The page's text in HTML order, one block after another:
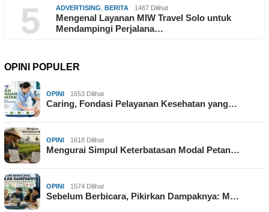
5 ADVERTISING BERITA 1467 Dilihat
Mengenal Layanan MIW Travel Solo untuk
Mendampingi Perjalana…
OPINI POPULER
OPINI 1653 Dilihat
Caring, Fondasi Pelayanan Kesehatan yang…
OPINI 1618 Dilihat
Mengurai Simpul Keterbatasan Modal Petan…
OPINI 1574 Dilihat
Sebelum Berbicara, Pikirkan Dampaknya: M…